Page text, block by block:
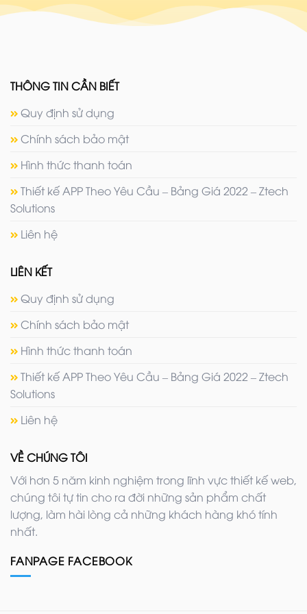
THÔNG TIN CẦN BIẾT
Quy định sử dụng
Chính sách bảo mật
Hình thức thanh toán
Thiết kế APP Theo Yêu Cầu – Bảng Giá 2022 – Ztech
Solutions
Liên hệ
LIÊN KẾT
Quy định sử dụng
Chính sách bảo mật
Hình thức thanh toán
Thiết kế APP Theo Yêu Cầu – Bảng Giá 2022 – Ztech
Solutions
Liên hệ
VỀ CHÚNG TÔI
Với hơn 5 năm kinh nghiệm trong lĩnh vực thiết kế web,
chúng tôi tự tin cho ra đời những sản phẩm chất
lượng, làm hài lòng cả những khách hàng khó tính
nhất.
FANPAGE FACEBOOK